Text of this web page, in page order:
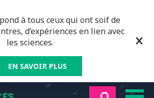
à tous ceux qui ont soif de
d’expériences en lien avec
les sciences.
EN SAVOIR PLUS